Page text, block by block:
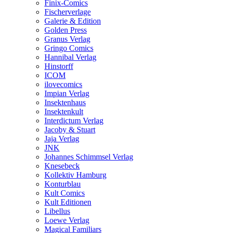
Finix-Comics
Fischerverlage
Galerie & Edition
Golden Press
Granus Verlag
Gringo Comics
Hannibal Verlag
Hinstorff
ICOM
ilovecomics
Impian Verlag
Insektenhaus
Insektenkult
Interdictum Verlag
Jacoby & Stuart
Jaja Verlag
JNK
Johannes Schimmsel Verlag
Knesebeck
Kollektiv Hamburg
Konturblau
Kult Comics
Kult Editionen
Libellus
Loewe Verlag
Magical Familiars